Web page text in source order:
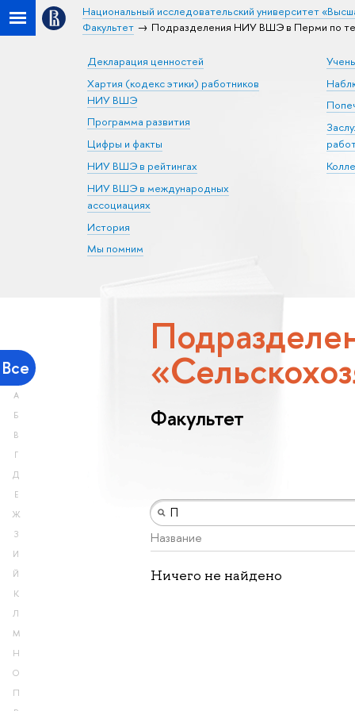
Национальный исследовательский университет
Факультет
Подразделения НИУ ВШЭ в Перми по
Декларация ценностей
Хартия (кодекс этики) работников
НИУ ВШЭ
Программа развития
Цифры и факты
НИУ ВШЭ в рейтингах
НИУ ВШЭ в международных
ассоциациях
История
Мы помним
Все
А
Б
В
Г
Д
Е
Ж
З
И
Й
К
Л
М
Н
О
П
Факультет
Название
Ничего не найдено